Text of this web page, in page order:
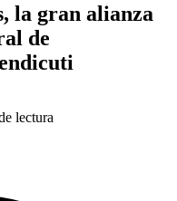
la gran alianza
de
lectura